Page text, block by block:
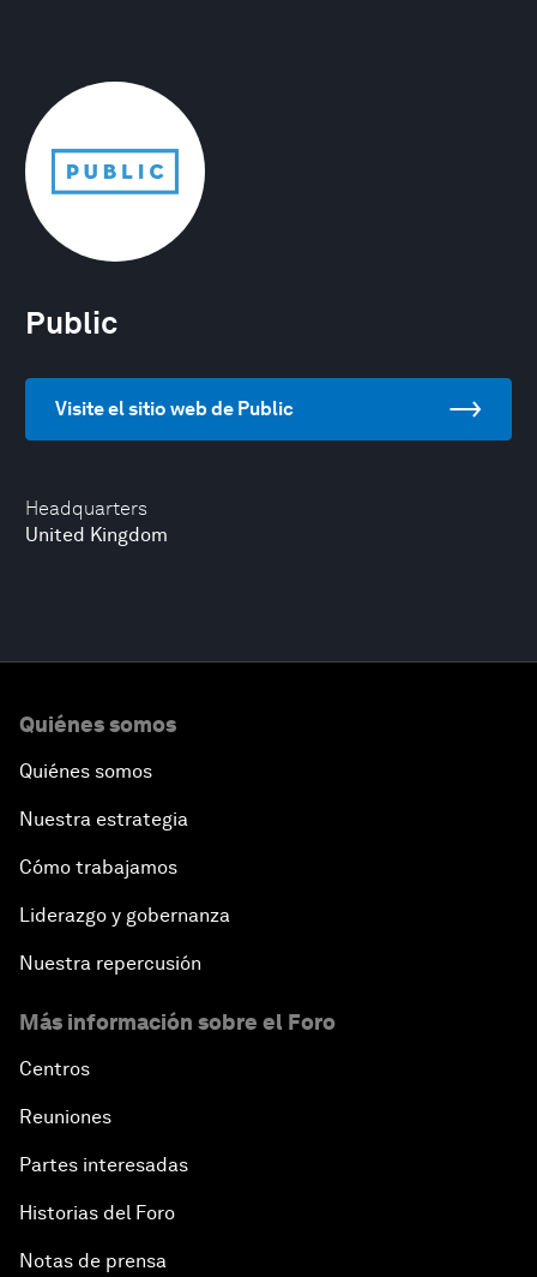
Headquarters
United Kingdom
Public
Visite el sitio web de Public
Quiénes somos
Quiénes somos
Nuestra estrategia
Cómo trabajamos
Liderazgo y gobernanza
Nuestra repercusión
Más información sobre el Foro
Centros
Reuniones
Partes interesadas
Historias del Foro
Notas de prensa